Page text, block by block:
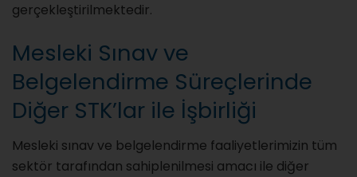
gerçekleştirilmektedir.
Mesleki Sınav ve
Belgelendirme Süreçlerinde
Diğer STK’lar ile İşbirliği
Mesleki sınav ve belgelendirme faaliyetlerimizin tüm
sektör tarafından sahiplenilmesi amacı ile diğer